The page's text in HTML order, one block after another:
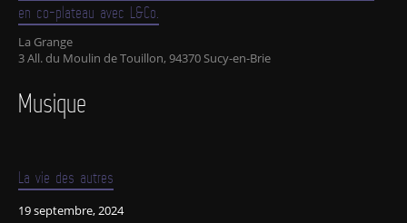
en co-plateau avec L&Co.
La Grange
3 All. du Moulin de Touillon, 94370 Sucy-en-Brie
Musique
La vie des autres
19 septembre, 2024